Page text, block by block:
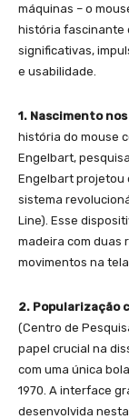
máquinas – o
história fascinante
significativas,
e usabilidade.
1. Nascimento
história do mouse
Engelbart,
Engelbart projetou
sistema
Line). Esse
madeira com duas
movimentos na tela.
2. Popularização
(Centro de
papel crucial na
com uma única
1970. A interface
desenvolvida